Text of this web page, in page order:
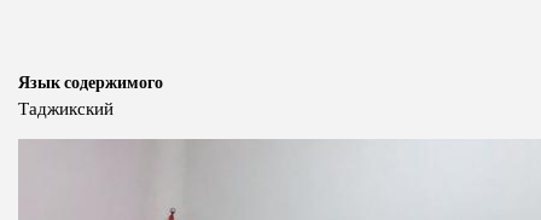
Язык содержимого
Таджикский